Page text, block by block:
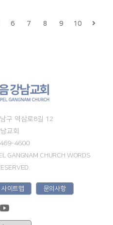
6 7 8 9 10
구 역삼로8길 12
교회
4600
GANGNAM CHURCH WORDS
사이트맵 문의사항